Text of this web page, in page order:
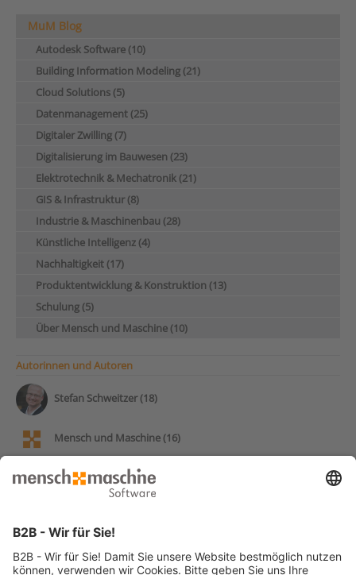
MuM Blog
Autodesk Software (10)
Building Information Modeling (21)
Cloud Solutions (5)
Datenmanagement (25)
Digitaler Zwilling (7)
Digitalisierung im Bauwesen (23)
Elektrotechnik & Mechatronik (21)
GIS & Infrastruktur (8)
Industrie & Maschinenbau (28)
Künstliche Intelligenz (4)
Nachhaltigkeit (17)
Produktentwicklung & Konstruktion (13)
Schulung (5)
Über Mensch und Maschine (10)
Autorinnen und Autoren
Stefan Schweitzer (18)
Mensch und Maschine (16)
Andy Pohl (14)
Patrick Stumpf (12)